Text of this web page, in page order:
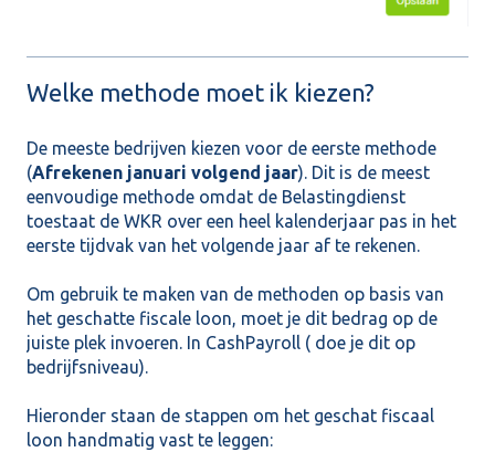
Welke methode moet ik kiezen?
De meeste bedrijven kiezen voor de eerste methode
(Afrekenen januari volgend jaar). Dit is de meest
eenvoudige methode omdat de Belastingdienst
toestaat de WKR over een heel kalenderjaar pas in het
eerste tijdvak van het volgende jaar af te rekenen.
Om gebruik te maken van de methoden op basis van
het geschatte fiscale loon, moet je dit bedrag op de
juiste plek invoeren. In CashPayroll ( doe je dit op
bedrijfsniveau).
Hieronder staan de stappen om het geschat fiscaal
loon handmatig vast te leggen: